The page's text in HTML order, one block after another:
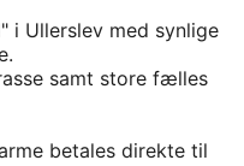
i Ullerslev med synlige
samt store fælles
betales direkte til